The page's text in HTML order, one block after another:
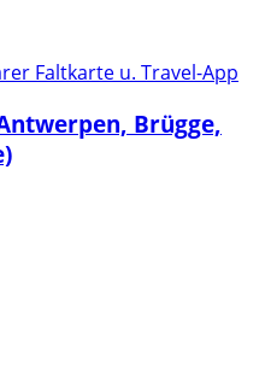
Faltkarte u. Travel-App
Brügge,